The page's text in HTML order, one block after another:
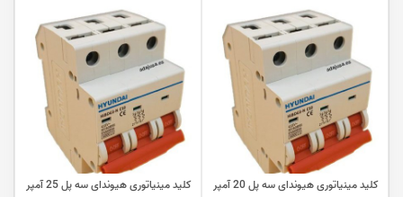
کلید مینیاتوری هیوندای سه پل 20 آمپر
کلید مینیاتوری هیوندای سه پل 25 آمپر